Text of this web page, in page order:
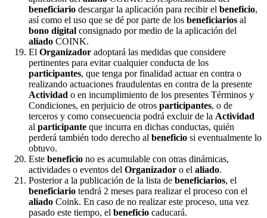
beneficiario descargar la aplicación para recibir el beneficio,
así como el uso que se dé por parte de los beneficiarios al
bono digital consignado por medio de la aplicación del
aliado COINK.
El Organizador adoptará las medidas que considere
pertinentes para evitar cualquier conducta de los
participantes, que tenga por finalidad actuar en contra o
realizando actuaciones fraudulentas en contra de la presente
Actividad o en incumplimiento de los presentes Términos y
Condiciones, en perjuicio de otros participantes, o de
terceros y como consecuencia podrá excluir de la Actividad
al participante que incurra en dichas conductas, quién
perderá también todo derecho al beneficio si eventualmente lo
obtuvo.
Este beneficio no es acumulable con otras dinámicas,
actividades o eventos del Organizador o el aliado.
Posterior a la publicación de la lista de beneficiarios, el
beneficiario tendrá 2 meses para realizar el proceso con el
aliado Coink. En caso de no realizar este proceso, una vez
pasado este tiempo, el beneficio caducará.